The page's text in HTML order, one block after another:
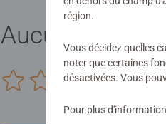
Aucune
0/0
région.
Vous décidez quelles
noter que certaines
désactivées. Vous
Pour plus